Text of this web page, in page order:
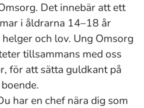
Det innebär att ett
i åldrarna 14–18 år
och lov. Ung Omsorg
tillsammans med oss
för att sätta guldkant på
har en chef nära dig som